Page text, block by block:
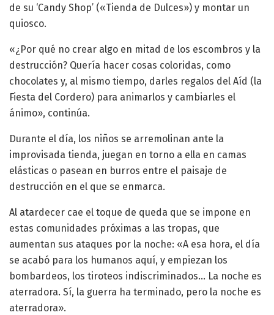
de su ‘Candy Shop’ («Tienda de Dulces») y montar un
quiosco.
«¿Por qué no crear algo en mitad de los escombros y la
destrucción? Quería hacer cosas coloridas, como
chocolates y, al mismo tiempo, darles regalos del Aíd (la
Fiesta del Cordero) para animarlos y cambiarles el
ánimo», continúa.
Durante el día, los niños se arremolinan ante la
improvisada tienda, juegan en torno a ella en camas
elásticas o pasean en burros entre el paisaje de
destrucción en el que se enmarca.
Al atardecer cae el toque de queda que se impone en
estas comunidades próximas a las tropas, que
aumentan sus ataques por la noche: «A esa hora, el día
se acabó para los humanos aquí, y empiezan los
bombardeos, los tiroteos indiscriminados… La noche es
aterradora. Sí, la guerra ha terminado, pero la noche es
aterradora».